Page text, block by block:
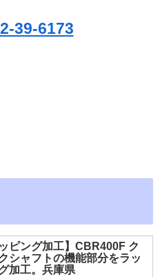
39-6173
ッピング加工】CBR400F ク
シャフトの機能部分をラッ
加工。兵庫県